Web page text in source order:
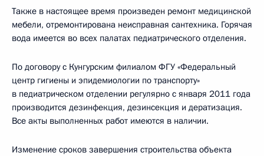
Также в настоящее время произведен ремонт медицинской
мебели, отремонтирована неисправная сантехника. Горячая
вода имеется во всех палатах педиатрического отделения.
По договору с Кунгурским филиалом ФГУ «Федеральный
центр гигиены и эпидемиологии по транспорту»
в педиатрическом отделении регулярно с января 2011 года
производится дезинфекция, дезинсекция и дератизация.
Все акты выполненных работ имеются в наличии.
Изменение сроков завершения строительства объекта